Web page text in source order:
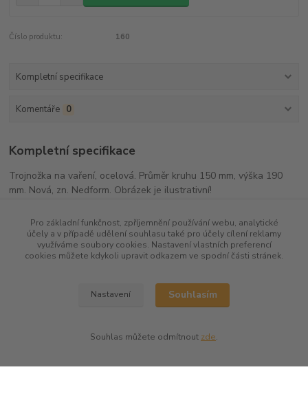
Číslo produktu: 160
Kompletní specifikace
Komentáře 0
Kompletní specifikace
Trojnožka na vaření, ocelová. Průměr kruhu 150 mm, výška 190
mm. Nová, zn. Nedform. Obrázek je ilustrativní!
Zboží zařazeno v kategoriích
Ostatní pomůcky
Pro základní funkčnost, zpříjemnění používání webu, analytické
účely a v případě udělení souhlasu také pro účely cílení reklamy
využíváme soubory cookies. Nastavení vlastních preferencí
cookies můžete kdykoli upravit odkazem ve spodní části stránek.
Nastavení Souhlasím
Souhlas můžete odmítnout zde.